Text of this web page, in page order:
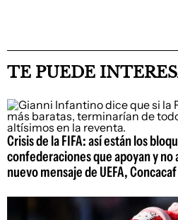
TE PUEDE
Crisis de la FIFA: así están los
confederaciones que apoyan y
nuevo mensaje de UEFA, Concacaf